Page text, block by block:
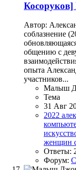
Косоруков]
Автор:
соблазнение
общению с
опыта
участников...
Малыш
Тема
31 Авг
2022
женщин
Ответы:
Форум: